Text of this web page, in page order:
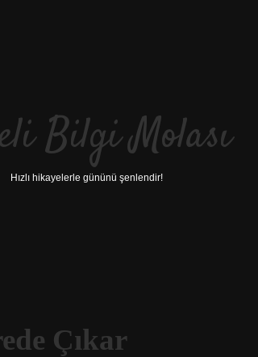
Bilgi Molası
Hızlı hikayelerle gününü şenlendir!
Çıkar